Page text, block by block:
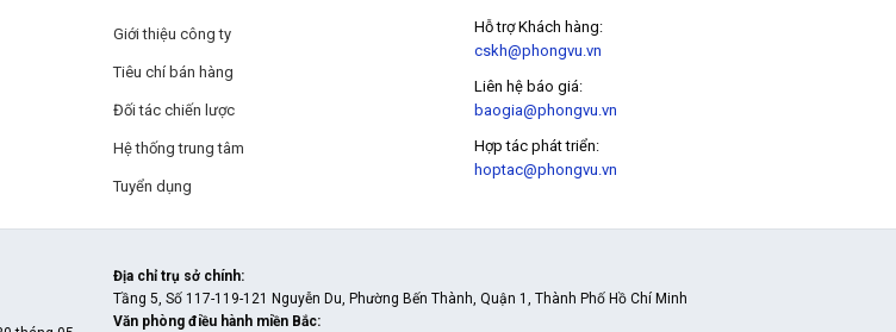
Giới thiệu công ty
Tiêu chí bán hàng
Đối tác chiến lược
Hệ thống trung tâm
Tuyển dụng
Hỗ trợ Khách hàng:
cskh@phongvu.vn
Liên hệ báo giá:
baogia@phongvu.vn
Hợp tác phát triển:
hoptac@phongvu.vn
Địa chỉ trụ sở chính:
Tầng 5, Số 117-119-121 Nguyễn Du, Phường Bến Thành, Quận 1, Thành Phố Hồ Chí Minh
Văn phòng điều hành miền Bắc: